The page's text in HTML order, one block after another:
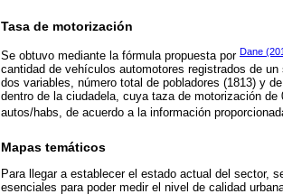
Tasa de motorización
Se obtuvo mediante la fórmula propuesta por Dane
cantidad de vehículos automotores registrados de
dos variables, número total de pobladores (1813) y
dentro de la ciudadela, cuya taza de motorización
autos/habs, de acuerdo a la información
Mapas temáticos
Para llegar a establecer el estado actual del sector,
esenciales para poder medir el nivel de calidad